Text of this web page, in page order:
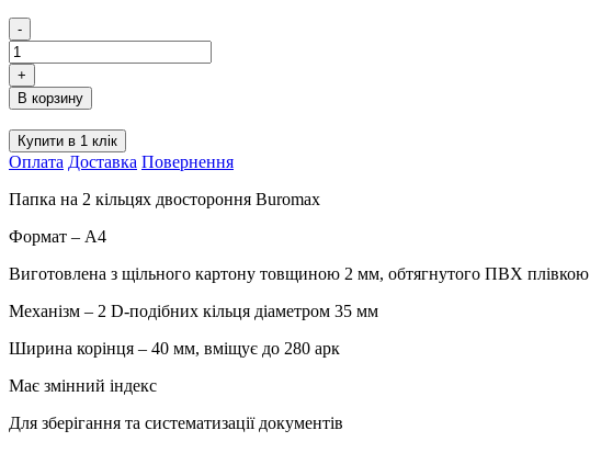
-
Папка-
реєстратор
Buromax
А4
на
2
кільця
3101-
04
BM
кількість
+
В корзину
Купити в 1 клік
Оплата Доставка Повернення
Папка на 2 кільцях двостороння Buromax
Формат – А4
Виготовлена з щільного картону товщиною 2 мм, обтягнутого ПВХ плівкою
Механізм – 2 D-подібних кільця діаметром 35 мм
Ширина корінця – 40 мм, вміщує до 280 арк
Має змінний індекс
Для зберігання та систематизації документів